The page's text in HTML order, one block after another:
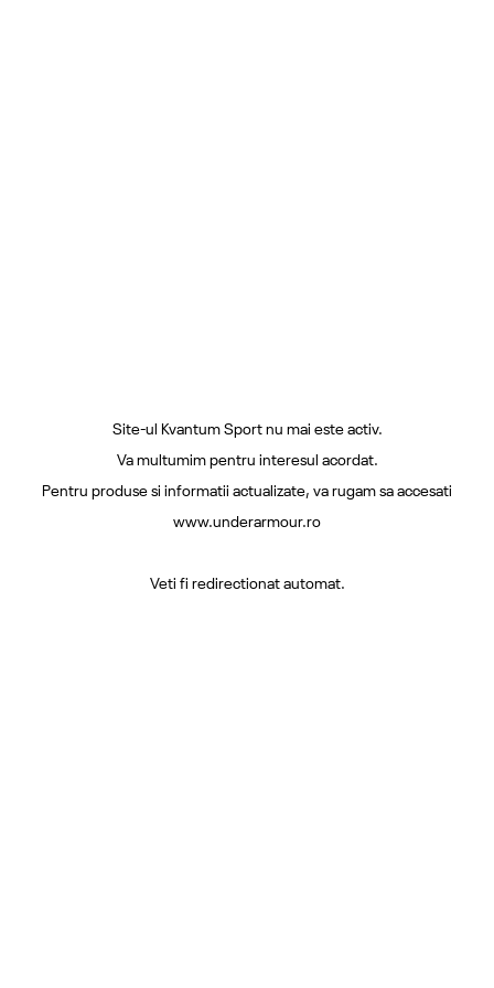
Site-ul Kvantum Sport nu mai este activ.
Va multumim pentru interesul acordat.
Pentru produse si informatii actualizate, va rugam sa accesati
www.underarmour.ro
Veti fi redirectionat automat.